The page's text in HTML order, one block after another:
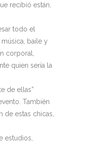
recibió están,
todo el
baile y
corporal,
quien sería la
de ellas”
También
de estas chicas,
estudios,